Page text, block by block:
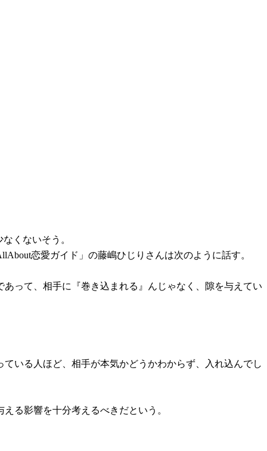
くないそう。
恋愛ガイド」の藤嶋ひじりさんは次のように話す。
って、相手に『巻き込まれる』んじゃなく、隙を与えてい
いる人ほど、相手が本気かどうかわからず、入れ込んでし
る影響を十分考えるべきだという。